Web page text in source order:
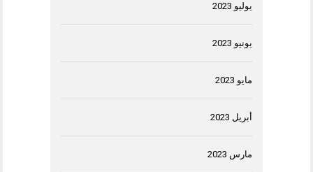
يوليو 2023
يونيو 2023
مايو 2023
أبريل 2023
مارس 2023